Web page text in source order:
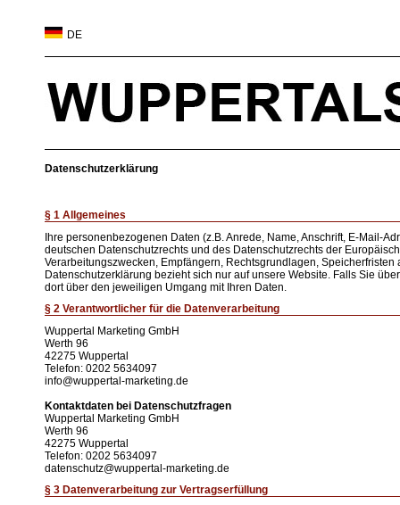
DE
Datenschutzerklärung
§ 1 Allgemeines
Ihre personenbezogenen Daten (z.B. Anrede, Name, Anschrift, E-Mail-
deutschen Datenschutzrechts und des Datenschutzrechts der
Verarbeitungszwecken, Empfängern, Rechtsgrundlagen,
Datenschutzerklärung bezieht sich nur auf unsere Website. Falls Sie
dort über den jeweiligen Umgang mit Ihren Daten.
§ 2 Verantwortlicher für die Datenverarbeitung
Wuppertal Marketing GmbH
Werth 96
42275 Wuppertal
Telefon: 0202 5634097
info@wuppertal-marketing.de
Kontaktdaten bei Datenschutzfragen
Wuppertal Marketing GmbH
Werth 96
42275 Wuppertal
Telefon: 0202 5634097
datenschutz@wuppertal-marketing.de
§ 3 Datenverarbeitung zur Vertragserfüllung